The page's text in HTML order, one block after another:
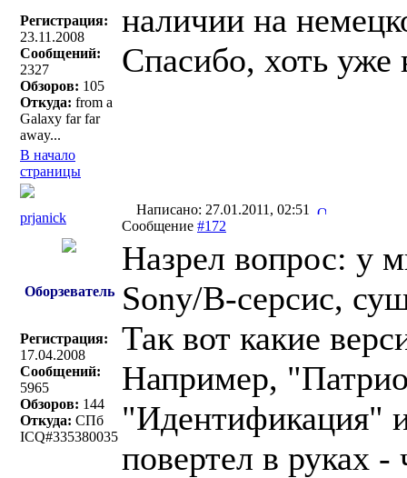
Регистрация:
23.11.2008
Сообщений:
2327
Обзоров: 105
Откуда: from a
Galaxy far far
away...
наличии на
Спасибо, хоть уже
В начало
страницы
prjanick
Написано: 27.01.2011, 02:51
Сообщение #172
Оборзеватель
Регистрация:
17.04.2008
Сообщений:
5965
Обзоров: 144
Откуда: СПб
ICQ#335380035
Назрел вопрос: у
Sony/В-серсис,
Так вот какие
Например,
"Идентификация"
повертел в руках